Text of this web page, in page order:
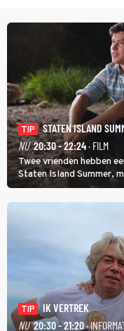
TIP
STATEN ISLAND
NU 20:30 - 22:24· FILM
Twee vrienden hebben
Staten Island Summer,
met werken.
TIP
IK VERTREK
NU 20:30 - 21:20·